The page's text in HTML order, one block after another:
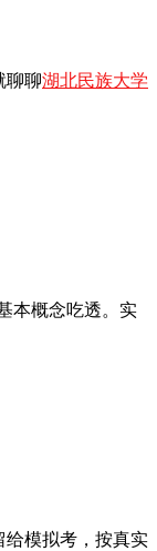
聊聊湖北民族大学
本概念吃透。实
给模拟考，按真实